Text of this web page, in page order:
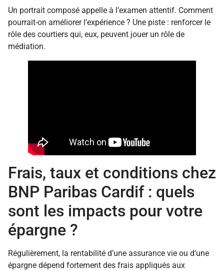
Un portrait composé appelle à l’examen attentif. Comment
pourrait-on améliorer l’expérience ? Une piste : renforcer le
rôle des courtiers qui, eux, peuvent jouer un rôle de
médiation.
Frais, taux et conditions chez
BNP Paribas Cardif : quels
sont les impacts pour votre
épargne ?
Régulièrement, la rentabilité d’une assurance vie ou d’une
épargne dépend fortement des frais appliqués aux